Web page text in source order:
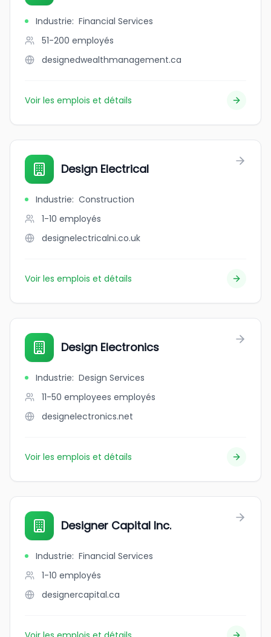
Industrie: Financial Services
51-200 employés
designedwealthmanagement.ca
Voir les emplois et détails
Design Electrical
Industrie: Construction
1-10 employés
designelectricalni.co.uk
Voir les emplois et détails
Design Electronics
Industrie: Design Services
11-50 employees employés
designelectronics.net
Voir les emplois et détails
Designer Capital Inc.
Industrie: Financial Services
1-10 employés
designercapital.ca